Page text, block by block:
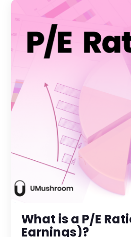
What is a P/E
Earnings)?